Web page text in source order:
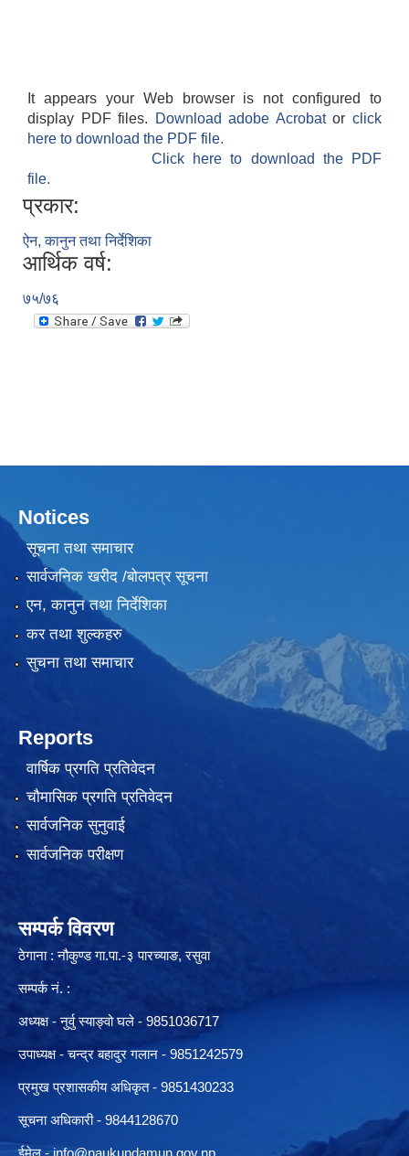
It appears your Web browser is not configured to
display PDF files.
Download adobe Acrobatorclick
here to download the PDF file.
Click here to download the PDF
file.
प्रकार:
ऐन, कानुन तथा निर्देशिका
आर्थिक वर्ष:
७५/७६
Notices
सूचना तथा समाचार
सार्वजनिक खरीद /बोलपत्र सूचना
एन, कानुन तथा निर्देशिका
कर तथा शुल्कहरु
सुचना तथा समाचार
Reports
वार्षिक प्रगति प्रतिवेदन
चौमासिक प्रगति प्रतिवेदन
सार्वजनिक सुनुवाई
सार्वजनिक परीक्षण
सम्पर्क विवरण
ठेगाना : नौकुण्ड गा.पा.-३ पारच्याङ, रसुवा
सम्पर्क नं. :
अध्यक्ष - नुर्वु स्याङ्वो घले - 9851036717
उपाध्यक्ष - चन्द्र बहादुर गलान - 9851242579
प्रमुख प्रशासकीय अधिकृत - 9851430233
सूचना अधिकारी - 9844128670
ईमेल - info@naukundamun.gov.np